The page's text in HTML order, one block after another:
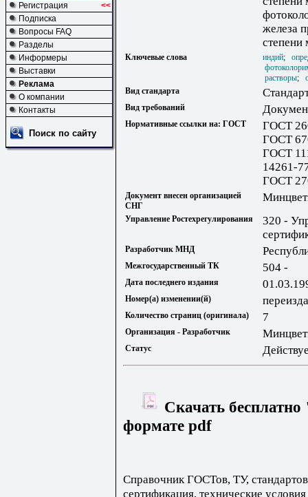
Регистрация
<<
Подписка
Вопросы FAQ
Разделы
Информеры
Выставки
Реклама
О компании
Контакты
Поиск по сайту
железа
степени
Ключевые слова индий;
растворы;
Вид стандарта
Вид требований
Нормативные ссылки на: ГОСТ
ГОСТ
ГОСТ
ГОСТ
14261-
ГОСТ
Документ внесен организацией
СНГ
Управление Ростехрегулирования
320 -
Разработчик МНД
Межгосударственный ТК 504 -
Дата последнего издания
Номер(а) изменении(й)
Количество страниц (оригинала) 7
Организация - Разработчик
Статус
Скачать
формате pdf
Справочник ГОСТов, ТУ,
сертификация, технические условия